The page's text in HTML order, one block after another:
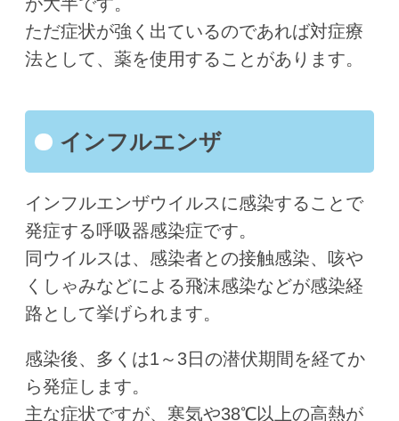
ただ症状が強く出ているのであれば対症療
法として、薬を使用することがあります。
インフルエンザ
インフルエンザウイルスに感染することで
発症する呼吸器感染症です。
同ウイルスは、感染者との接触感染、咳や
くしゃみなどによる飛沫感染などが感染経
路として挙げられます。
感染後、多くは1～3日の潜伏期間を経てか
ら発症します。
主な症状ですが、寒気や38℃以上の高熱が